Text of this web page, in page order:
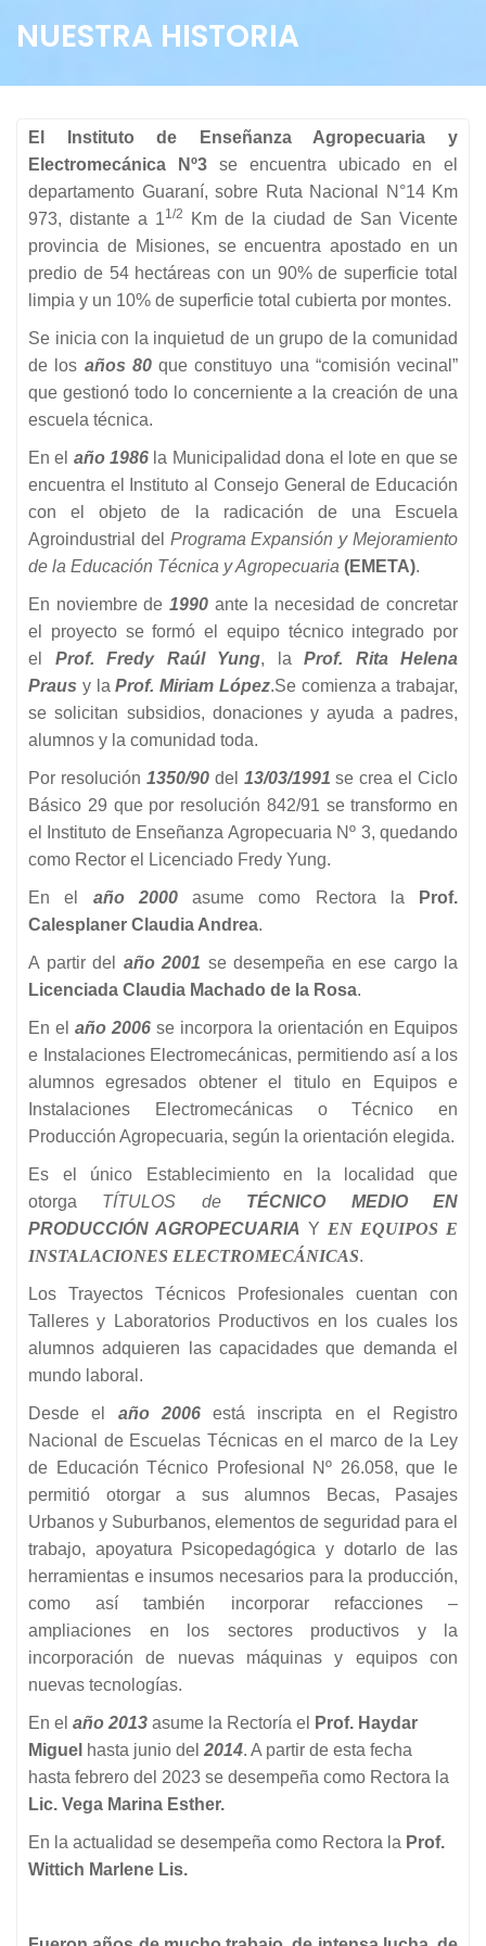
NUESTRA HISTORIA
El Instituto de Enseñanza Agropecuaria y
Electromecánica Nº3 se encuentra ubicado en el
departamento Guaraní, sobre Ruta Nacional N°14 Km
973, distante a 11/2
Km de la ciudad de San Vicente
provincia de Misiones, se encuentra apostado en un
predio de 54 hectáreas con un 90% de superficie total
limpia y un 10% de superficie total cubierta por montes.
Se inicia con la inquietud de un grupo de la comunidad
de los años 80que constituyo una “comisión vecinal”
que gestionó todo lo concerniente a la creación de una
escuela técnica.
En el año 1986 la Municipalidad dona el lote en que se
encuentra el Instituto al Consejo General de Educación
con el objeto de la radicación de una Escuela
Agroindustrial del Programa Expansión y Mejoramiento
de la Educación Técnica y Agropecuaria (EMETA).
En noviembre de 1990ante la necesidad de concretar
el proyecto se formó el equipo técnico integrado por
el Prof. Fredy Raúl Yung, la Prof. Rita Helena
Praus y laProf. Miriam López.Se comienza a trabajar,
se solicitan subsidios, donaciones y ayuda a padres,
alumnos y la comunidad toda.
Por resolución 1350/90del 13/03/1991 se crea el Ciclo
Básico 29 que por resolución 842/91 se transformo en
el Instituto de Enseñanza Agropecuaria Nº 3, quedando
como Rector el Licenciado Fredy Yung.
En el año 2000asume como Rectora la
Prof.
Calesplaner Claudia Andrea.
A partir del año 2001 se desempeña en ese cargo la
Licenciada Claudia Machado de la Rosa.
En el año 2006 se incorpora la orientación en Equipos
e Instalaciones Electromecánicas, permitiendo así a los
alumnos egresados obtener el titulo en Equipos e
Instalaciones Electromecánicas o Técnico en
Producción Agropecuaria, según la orientación elegida.
Es el único Establecimiento en la localidad que
otorga TÍTULOS de TÉCNICO MEDIO EN
PRODUCCIÓN AGROPECUARIA Y EN EQUIPOS E
INSTALACIONES ELECTROMECÁNICAS.
Los Trayectos Técnicos Profesionales cuentan con
Talleres y Laboratorios Productivos en los cuales los
alumnos adquieren las capacidades que demanda el
mundo laboral.
Desde el año 2006está inscripta en el Registro
Nacional de Escuelas Técnicas en el marco de la Ley
de Educación Técnico Profesional Nº 26.058, que le
permitió otorgar a sus alumnos Becas, Pasajes
Urbanos y Suburbanos, elementos de seguridad para el
trabajo, apoyatura Psicopedagógica y dotarlo de las
herramientas e insumos necesarios para la producción,
como así también incorporar refacciones –
ampliaciones en los sectores productivos y la
incorporación de nuevas máquinas y equipos con
nuevas tecnologías.
En el año 2013 asume la Rectoría el
Prof. Haydar
Miguel hasta junio del 2014. A partir de esta fecha
hasta febrero del 2023 se desempeña como Rectora la
Lic. Vega Marina Esther.
En la actualidad se desempeña como Rectora la Prof.
Wittich Marlene Lis.